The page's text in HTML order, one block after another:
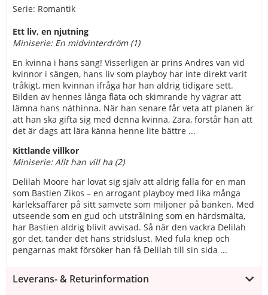
Serie: Romantik
Ett liv, en njutning
Miniserie: En midvinterdröm (1)
En kvinna i hans säng! Visserligen är prins Andres van vid
kvinnor i sängen, hans liv som playboy har inte direkt varit
tråkigt, men kvinnan ifråga har han aldrig tidigare sett.
Bilden av hennes långa fläta och skimrande hy vägrar att
lämna hans näthinna. När han senare får veta att planen är
att han ska gifta sig med denna kvinna, Zara, förstår han att
det är dags att lära känna henne lite bättre ...
Kittlande villkor
Miniserie: Allt han vill ha (2)
Delilah Moore har lovat sig själv att aldrig falla för en man
som Bastien Zikos – en arrogant playboy med lika många
kärleksaffärer på sitt samvete som miljoner på banken. Med
utseende som en gud och utstrålning som en härdsmälta,
har Bastien aldrig blivit avvisad. Så när den vackra Delilah
gör det, tänder det hans stridslust. Med fula knep och
pengarnas makt försöker han få Delilah till sin sida ...
Leverans- & Returinformation